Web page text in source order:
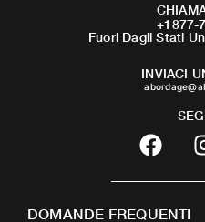
+1877-
Fuori Dagli Stati
INVIACI
F
a
c
DOMANDE FREQUENTI